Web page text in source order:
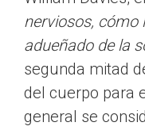
nerviosos, cómo
adueñado de la
segunda mitad
del cuerpo para
general se